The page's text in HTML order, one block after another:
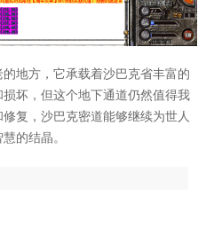
地方，它承载着沙巴克省丰富的
坏，但这个地下通道仍然值得我
复，沙巴克密道能够继续为世人
的结晶。